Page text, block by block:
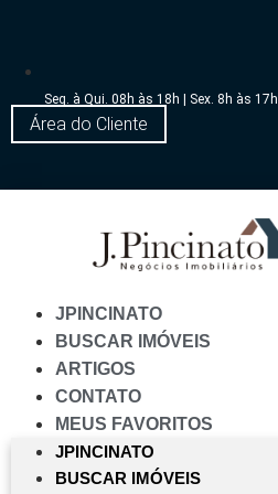
Seg. à Qui. 08h às 18h | Sex. 8h às 17h
Área do Cliente
JPINCINATO
BUSCAR IMÓVEIS
ARTIGOS
CONTATO
MEUS FAVORITOS
JPINCINATO
BUSCAR IMÓVEIS